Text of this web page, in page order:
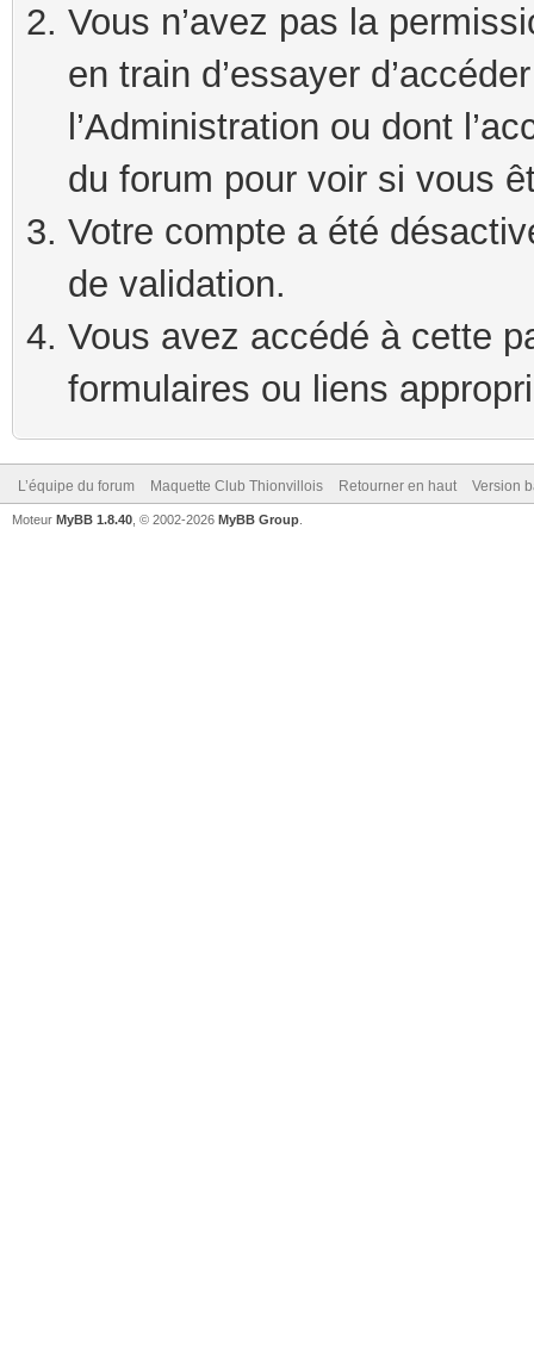
Vous n’avez pas la
en train d’essayer
l’Administration ou dont
du forum pour voir si vous
Votre compte a été
de validation.
Vous avez accédé à cette
formulaires ou liens
L’équipe du forum Maquette Club Thionvillois Retourner en haut Version
Moteur MyBB 1.8.40 , © 2002-2026 MyBB Group